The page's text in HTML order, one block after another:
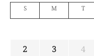
S M T
2
3 4